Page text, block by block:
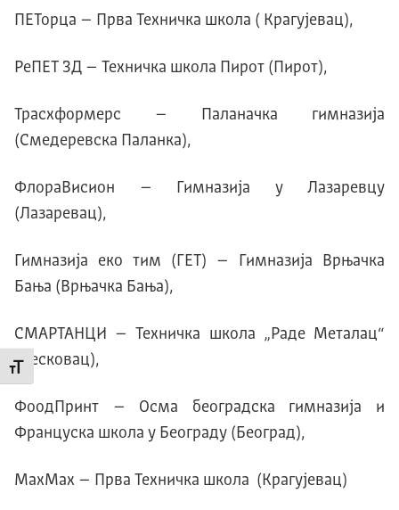
Промени величину слова
ПЕТорца – Прва Техничка школа ( Kрагујевац),
РеПЕТ 3Д – Техничка школа Пирот (Пирот),
Трасхформерс – Паланачка гимназија
(Смедеревска Паланка),
ФлораВисион – Гимназија у Лазаревцу
(Лазаревац),
Гимназија еко тим (ГЕТ) – Гимназија Врњачка
Бања (Врњачка Бања),
СМАРТАНЦИ – Техничка школа „Раде Металац“
(Лесковац),
ФоодПринт – Осма београдска гимназија и
Француска школа у Београду (Београд),
МахМах – Прва Техничка школа (Kрагујевац)